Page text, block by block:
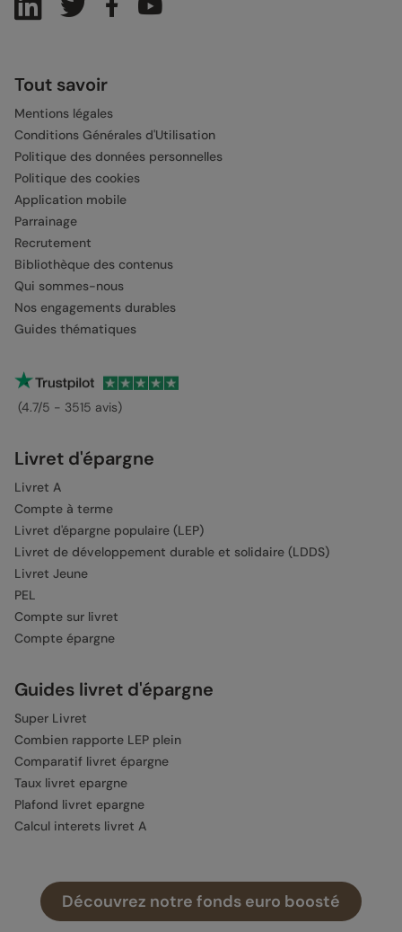
Découvrez notre fonds euro boosté
Tout savoir
Mentions légales
Conditions Générales d'Utilisation
Politique des données personnelles
Politique des cookies
Application mobile
Parrainage
Recrutement
Bibliothèque des contenus
Qui sommes-nous
Nos engagements durables
Guides thématiques
(4.7/5 - 3515 avis)
Livret d'épargne
Livret A
Compte à terme
Livret d'épargne populaire (LEP)
Livret de développement durable et solidaire (LDDS)
Livret Jeune
PEL
Compte sur livret
Compte épargne
Guides livret d'épargne
Super Livret
Combien rapporte LEP plein
Comparatif livret épargne
Taux livret epargne
Plafond livret epargne
Calcul interets livret A
Épargne
Épargne